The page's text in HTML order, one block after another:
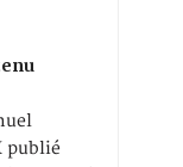
publié